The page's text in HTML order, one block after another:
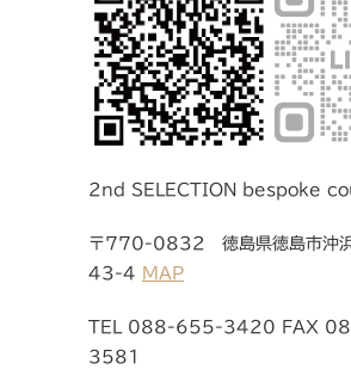
2nd SELECTION bespoke
〒770-0832 徳島県徳島市沖浜
43-4 MAP
TEL 088-655-3420 FAX
3581